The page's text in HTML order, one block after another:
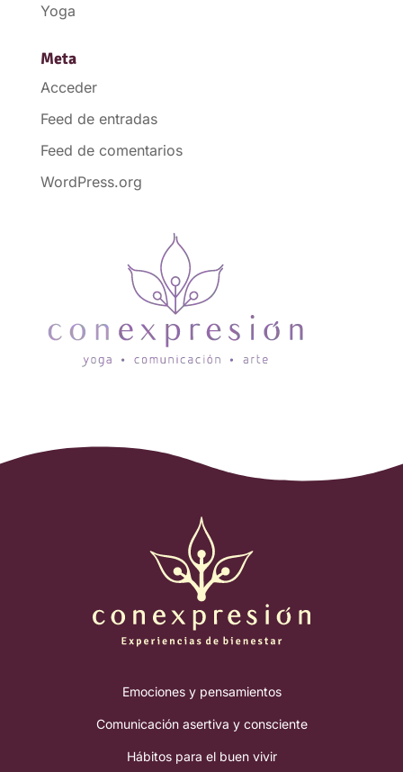
Yoga
Meta
Acceder
Feed de entradas
Feed de comentarios
WordPress.org
Emociones y pensamientos
Comunicación asertiva y consciente
Hábitos para el buen vivir